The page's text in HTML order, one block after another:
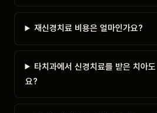
재신경치료 비용은 얼마인가요?
타치과에서 신경치료를 받은 치아
요?